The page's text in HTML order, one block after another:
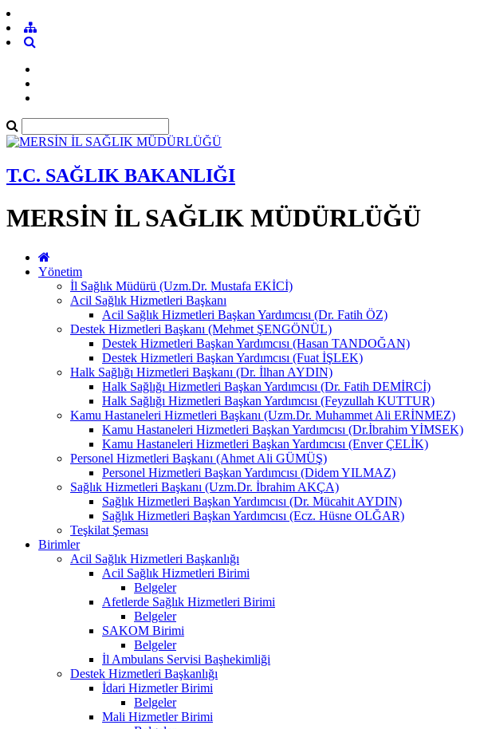
T.C. SAĞLIK BAKANLIĞI
MERSİN İL SAĞLIK MÜDÜRLÜĞÜ
Yönetim
İl Sağlık Müdürü (Uzm.Dr. Mustafa EKİCİ)
Acil Sağlık Hizmetleri Başkanı
Acil Sağlık Hizmetleri Başkan Yardımcısı (Dr. Fatih ÖZ)
Destek Hizmetleri Başkanı (Mehmet ŞENGÖNÜL)
Destek Hizmetleri Başkan Yardımcısı (Hasan TANDOĞAN)
Destek Hizmetleri Başkan Yardımcısı (Fuat İŞLEK)
Halk Sağlığı Hizmetleri Başkanı (Dr. İlhan AYDIN)
Halk Sağlığı Hizmetleri Başkan Yardımcısı (Dr. Fatih DEMİRCİ)
Halk Sağlığı Hizmetleri Başkan Yardımcısı (Feyzullah KUTTUR)
Kamu Hastaneleri Hizmetleri Başkanı (Uzm.Dr. Muhammet Ali ERİNMEZ)
Kamu Hastaneleri Hizmetleri Başkan Yardımcısı (Dr.İbrahim YİMSEK)
Kamu Hastaneleri Hizmetleri Başkan Yardımcısı (Enver ÇELİK)
Personel Hizmetleri Başkanı (Ahmet Ali GÜMÜŞ)
Personel Hizmetleri Başkan Yardımcısı (Didem YILMAZ)
Sağlık Hizmetleri Başkanı (Uzm.Dr. İbrahim AKÇA)
Sağlık Hizmetleri Başkan Yardımcısı (Dr. Mücahit AYDIN)
Sağlık Hizmetleri Başkan Yardımcısı (Ecz. Hüsne OLĞAR)
Teşkilat Şeması
Birimler
Acil Sağlık Hizmetleri Başkanlığı
Acil Sağlık Hizmetleri Birimi
Belgeler
Afetlerde Sağlık Hizmetleri Birimi
Belgeler
SAKOM Birimi
Belgeler
İl Ambulans Servisi Başhekimliği
Destek Hizmetleri Başkanlığı
İdari Hizmetler Birimi
Belgeler
Mali Hizmetler Birimi